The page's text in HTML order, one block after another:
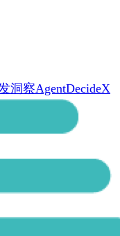
洞察AgentDecideX